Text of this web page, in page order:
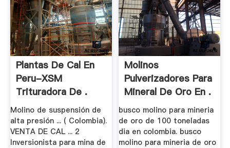
Plantas De Cal En
Peru-XSM
Trituradora De .
Molino de suspensión de
alta presión ... ( Colombia).
VENTA DE CAL ... 2
Inversionista para mina de
Molinos
Pulverizadores Para
Mineral De Oro En .
busco molino para mineria
de oro de 100 toneladas
dia en colombia. busco
molino para mineria de oro